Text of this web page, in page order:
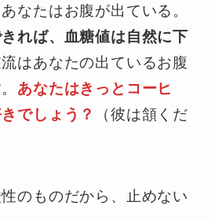
なたはお腹が出ている。
れば、血糖値は自然に下
はあなたの出ているお腹
あなたはきっとコーヒ
でしょう？
（彼は頷くだ
のものだから、止めない